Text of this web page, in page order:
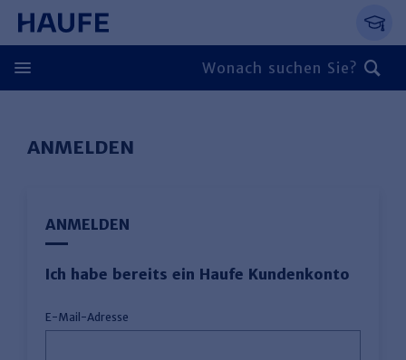
Springe direkt zum Hauptinhalt, zur
Zum Hauptinhalt springen
Zur Navigation springen
Zur Suche springen
ANMELDEN
ANMELDEN
Ich habe bereits ein Haufe Kundenkonto
E-Mail-Adresse